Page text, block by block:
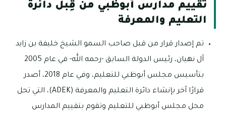
تقييم مدارس أبوظبي من قِبل دائرة
التعليم والمعرفة
تم إصدار قرار من قبل صاحب السمو الشيخ خليفة بن زايد
آل نهيان، رئيس الدولة السابق -رحمه الله- في عام 2005
بتأسيس مجلس أبوظبي للتعليم، وفي عام 2018، أصدر
قرارًا آخر بإنشاء دائرة التعليم والمعرفة (ADEK)، التي تحل
محل مجلس أبوظبي للتعليم وتقوم بتقييم المدارس